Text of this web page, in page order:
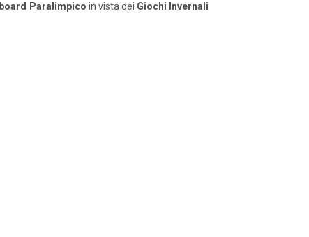
Paralimpico in vista dei Giochi Invernali